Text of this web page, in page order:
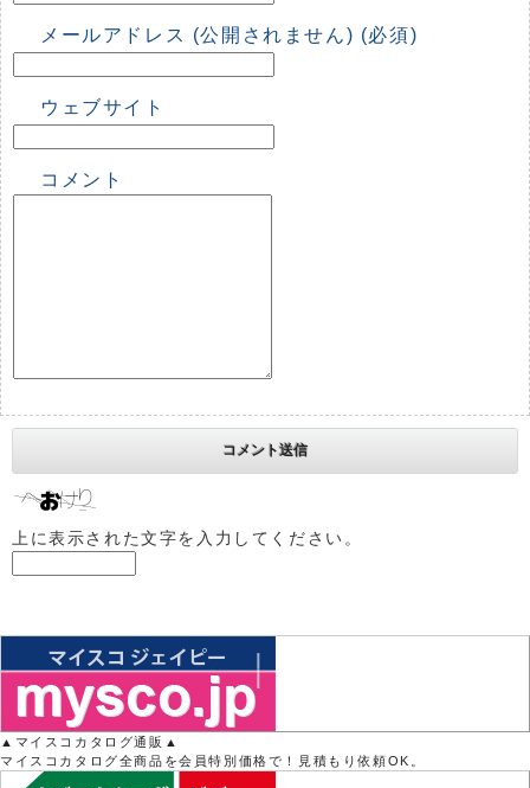
メールアドレス (公開されません) (必須)
ウェブサイト
コメント
上に表示された文字を入力してください。
▲マイスコカタログ通販▲
マイスコカタログ全商品を会員特別価格で！見積もり依頼OK。